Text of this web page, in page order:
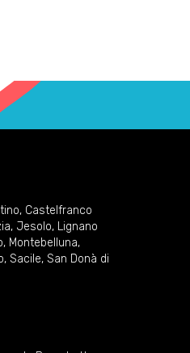
, Castelfranco
, Jesolo, Lignano
, Montebelluna,
, Sacile, San Donà di